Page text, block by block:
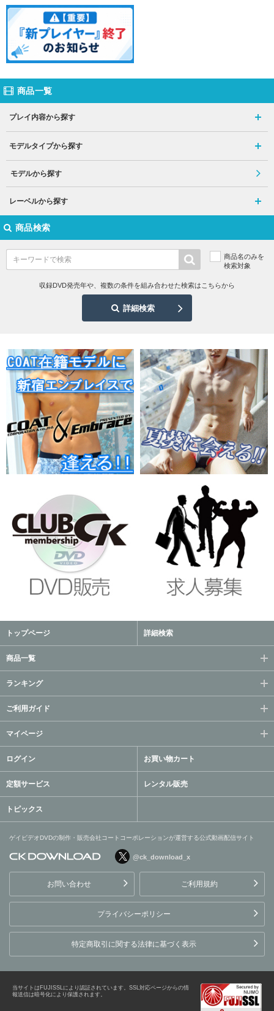
商品一覧
プレイ内容から探す
モデルタイプから探す
モデルから探す
レーベルから探す
商品検索
商品名のみを
検索対象
収録DVD発売年や、複数の条件を組み合わせた検索はこちらから
詳細検索
トップページ 詳細検索
商品一覧
ランキング
ご利用ガイド
マイページ
ログイン お買い物カート
定額サービス レンタル販売
トピックス
ゲイビデオDVDの制作・販売会社コートコーポレーションが運営する公式動画配信サイト
ョンが運営する公式動画配
信サイト
@ck_download_x
お問い合わせ ご利用規約
プライバシーポリシー
特定商取引に関する法律に基づく表示
当サイトはFUJISSLにより認証されています。SSL対応ページからの情
報送信は暗号化により保護されます。